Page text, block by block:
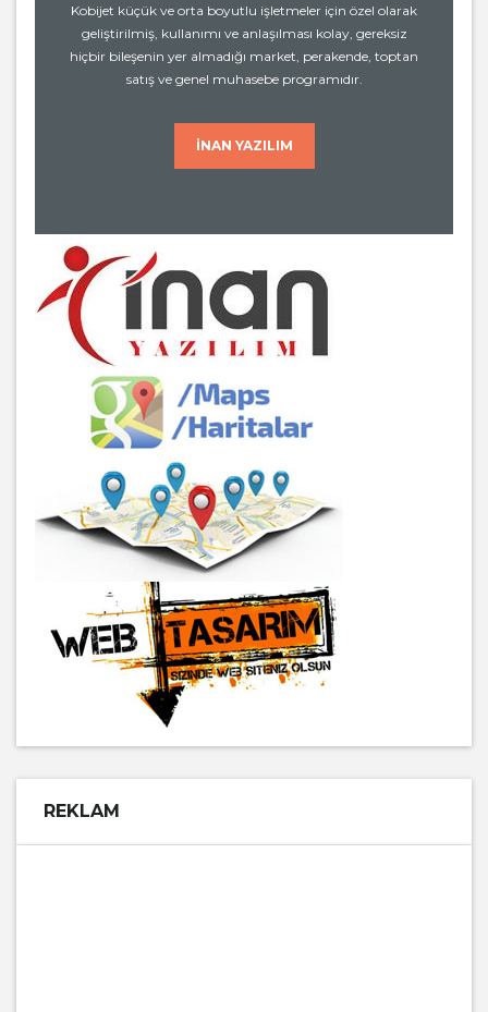
Kobijet küçük ve orta boyutlu işletmeler için özel olarak
geliştirilmiş, kullanımı ve anlaşılması kolay, gereksiz
hiçbir bileşenin yer almadığı market, perakende, toptan
satış ve genel muhasebe programıdır.
İNAN YAZILIM
REKLAM